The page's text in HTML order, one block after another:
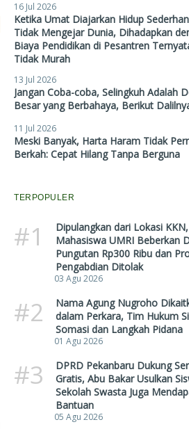
16 Jul 2026
Ketika Umat Diajarkan Hidup
Tidak Mengejar Dunia, Dihadapkan
Biaya Pendidikan di Pesantren
Tidak Murah
13 Jul 2026
Jangan Coba-coba, Selingkuh Adalah
Besar yang Berbahaya, Berikut
11 Jul 2026
Meski Banyak, Harta Haram Tidak
Berkah: Cepat Hilang Tanpa Berguna
TERPOPULER
#1
Dipulangkan dari Lokasi KKN,
Mahasiswa UMRI Beberkan
Pungutan Rp300 Ribu dan
Pengabdian Ditolak
03 Agu 2026
#2
Nama Agung Nugroho
dalam Perkara, Tim Hukum
Somasi dan Langkah Pidana
01 Agu 2026
#3
DPRD Pekanbaru Dukung
Gratis, Abu Bakar Usulkan
Sekolah Swasta Juga
Bantuan
05 Agu 2026